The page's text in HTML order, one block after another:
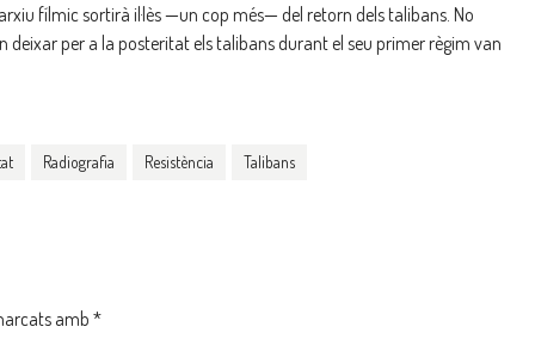
fílmic sortirà il·lès —un cop més— del retorn dels talibans. No
per a la posteritat els talibans durant el seu primer règim van
Radiografia Resistència Talibans
amb *